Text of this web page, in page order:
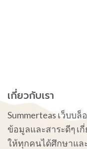
เกี่ยวกับเรา
Summerteas เว็บบ
ข้อมูลและสาระดีๆ เ
ให้ทุกคนได้ศึกษาแล